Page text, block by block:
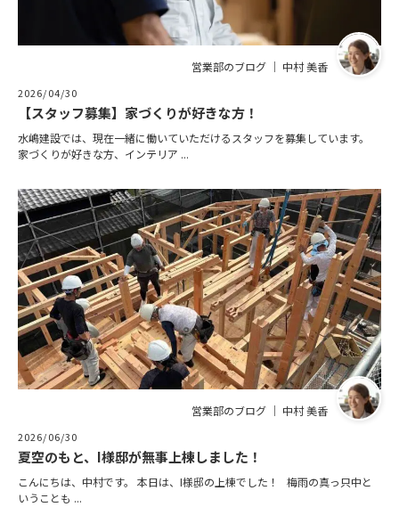
営業部のブログ ｜ 中村 美香
2026/04/30
【スタッフ募集】家づくりが好きな方！
水嶋建設では、現在一緒に働いていただけるスタッフを募集しています。
家づくりが好きな方、インテリア ...
営業部のブログ ｜ 中村 美香
2026/06/30
夏空のもと、I様邸が無事上棟しました！
こんにちは、中村です。 本日は、I様邸の上棟でした！ 梅雨の真っ只中と
いうことも ...